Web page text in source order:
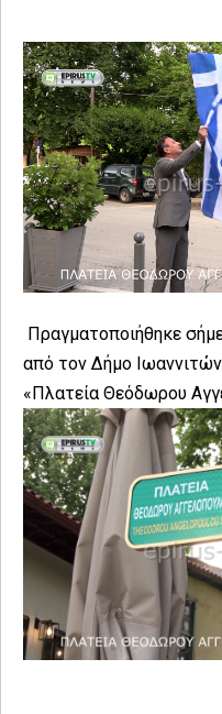
Πραγματοποιήθηκε
από τον Δήμο
«Πλατεία Θεόδωρου